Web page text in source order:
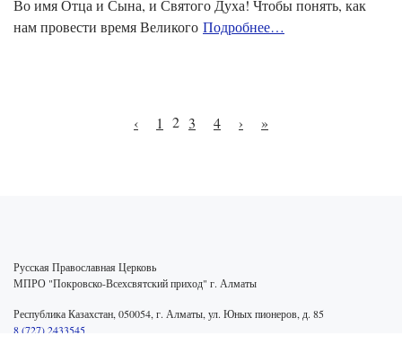
Во имя Отца и Сына, и Святого Духа! Чтобы понять, как
нам провести время Великого Подробнее…
‹ 1 2 3 4 › »
Русская Православная Церковь
МПРО "Покровско-Всехсвятский приход" г. Алматы
Республика Казахстан, 050054, г. Алматы, ул. Юных пионеров, д. 85
8 (727) 2433545